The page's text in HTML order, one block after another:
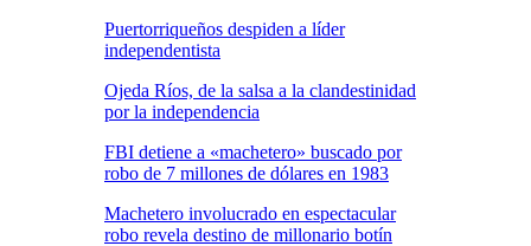
Puertorriqueños despiden a líder
independentista
Ojeda Ríos, de la salsa a la clandestinidad
por la independencia
FBI detiene a «machetero» buscado por
robo de 7 millones de dólares en 1983
Machetero involucrado en espectacular
robo revela destino de millonario botín